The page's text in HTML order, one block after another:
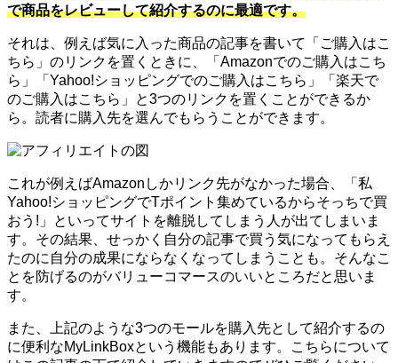
で商品をレビューして紹介するのに最適です。
それは、例えば気に入った商品の記事を書いて「ご購入はこ
ちら」のリンクを置くときに、「Amazonでのご購入はこち
ら」「Yahoo!ショッピングでのご購入はこちら」「楽天で
のご購入はこちら」と3つのリンクを置くことができるか
ら。読者に購入先を選んでもらうことができます。
これが例えばAmazonしかリンク先がなかった場合、「私
Yahoo!ショッピングでTポイント集めているからそっちで買
おう!」といってサイトを離脱してしまう人が出てしまいま
す。その結果、せっかく自分の記事で買う気になってもらえ
たのに自分の成果にならなくなってしまうことも。そんなこ
とを防げるのがバリューコマースのいいところだと思いま
す。
また、上記のような3つのモールを購入先として紹介するの
に便利なMyLinkBoxという機能もあります。こちらについて